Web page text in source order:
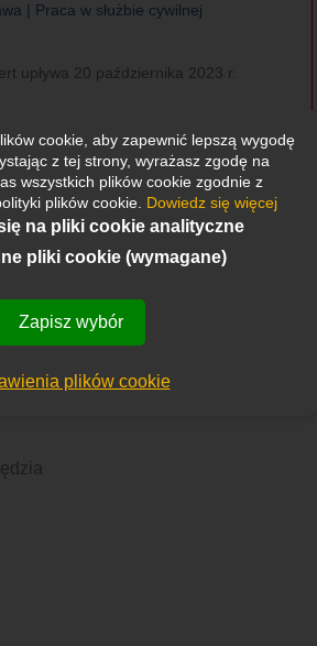
| Praca w służbie cywilnej
upływa 20 października 2023 r.
Ważne wydarzenie
cookie, aby zapewnić lepszą wygodę
z tej strony, wyrażasz zgodę na
wszystkich plików cookie zgodnie z
plików cookie. Dowiedz się więcej
na pliki cookie analityczne
pliki cookie (wymagane)
Zapisz wybór
plików cookie